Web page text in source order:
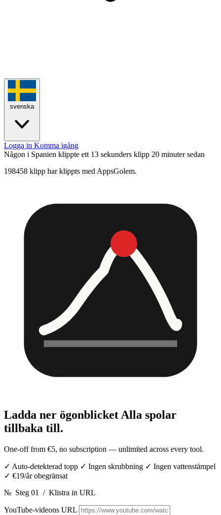
svenska
Logga in Komma igång
Någon i Spanien klippte ett 13 sekunders klipp 20 minuter sedan
198458 klipp har klippts med AppsGolem.
Ladda ner ögonblicketAlla spolar
tillbaka till.
One-off from €5, no subscription — unlimited across every tool.
✓ Auto-detekterad topp ✓ Ingen skrubbning ✓ Ingen vattenstämpel
✓ €19/år obegränsat
№ Steg 01 / Klistra in URL
YouTube-videons URL